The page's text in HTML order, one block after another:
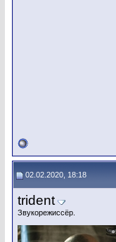
02.02.2020, 18:18
trident
Звукорежиссёр.